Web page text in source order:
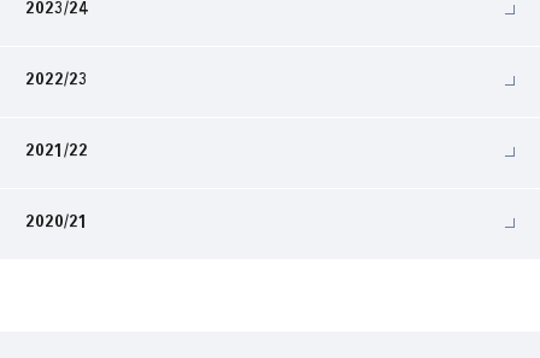
2023/24
2022/23
2021/22
2020/21